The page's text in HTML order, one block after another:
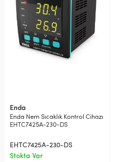
Enda
Enda Nem Sıcaklık Kontrol Cihazı
EHTC7425A-230-DS
EHTC7425A-230-DS
Stokta Var